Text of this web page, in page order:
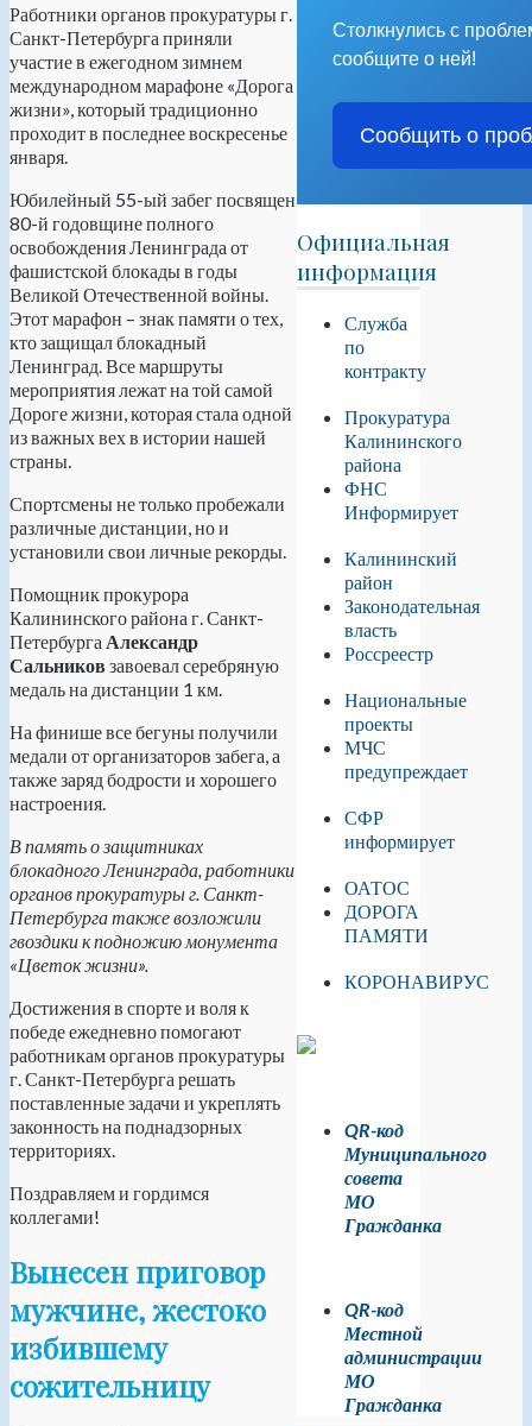
Столкнулись с
сообщите о ней!
Сообщить о
Официальная
информация
Служба
по
контракту
Прокуратура
Калининского
района
ФНС
Информирует
Калининский
район
Законодательная
власть
Россреестр
Национальные
проекты
МЧС
предупреждает
СФР
информирует
ОАТОС
ДОРОГА
ПАМЯТИ
КОРОНАВИРУС
QR-код
Муниципального
совета
МО
Гражданка
QR-код
Местной
администрации
МО
Гражданка
Работники органов прокуратуры г.
Санкт-Петербурга приняли
участие в ежегодном зимнем
международном марафоне «Дорога
жизни», который традиционно
проходит в последнее воскресенье
января.
Юбилейный 55-ый забег посвящен
80-й годовщине полного
освобождения Ленинграда от
фашистской блокады в годы
Великой Отечественной войны.
Этот марафон – знак памяти о тех,
кто защищал блокадный
Ленинград. Все маршруты
мероприятия лежат на той самой
Дороге жизни, которая стала одной
из важных вех в истории нашей
страны.
Спортсмены не только пробежали
различные дистанции, но и
установили свои личные рекорды.
Помощник прокурора
Калининского района г. Санкт-
Петербурга Александр
Сальников завоевал серебряную
медаль на дистанции 1 км.
На финише все бегуны получили
медали от организаторов забега, а
также заряд бодрости и хорошего
настроения.
В память о защитниках
блокадного Ленинграда, работники
органов прокуратуры г. Санкт-
Петербурга также возложили
гвоздики к подножию монумента
«Цветок жизни».
Достижения в спорте и воля к
победе ежедневно помогают
работникам органов прокуратуры
г. Санкт-Петербурга решать
поставленные задачи и укреплять
законность на поднадзорных
территориях.
Поздравляем и гордимся
коллегами!
Вынесен приговор
мужчине, жестоко
избившему
сожительницу